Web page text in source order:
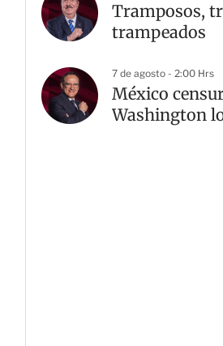
Tramposos,
trampeados
7 de agosto - 2:00 Hrs
México
Washington